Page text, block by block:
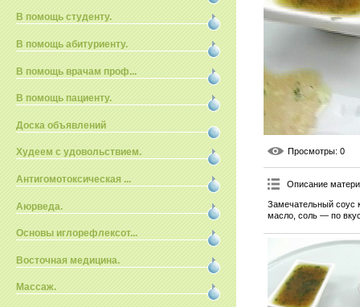
В помощь студенту.
В помощь абитуриенту.
В помощь врачам проф...
В помощь пациенту.
Доска объявлений
Худеем с удовольствием.
Антигомотоксическая ...
Аюрведа.
Основы иглорефлексот...
Восточная медицина.
Массаж.
Просмотры: 0
Описание
Замечательный соус
масло, соль — по